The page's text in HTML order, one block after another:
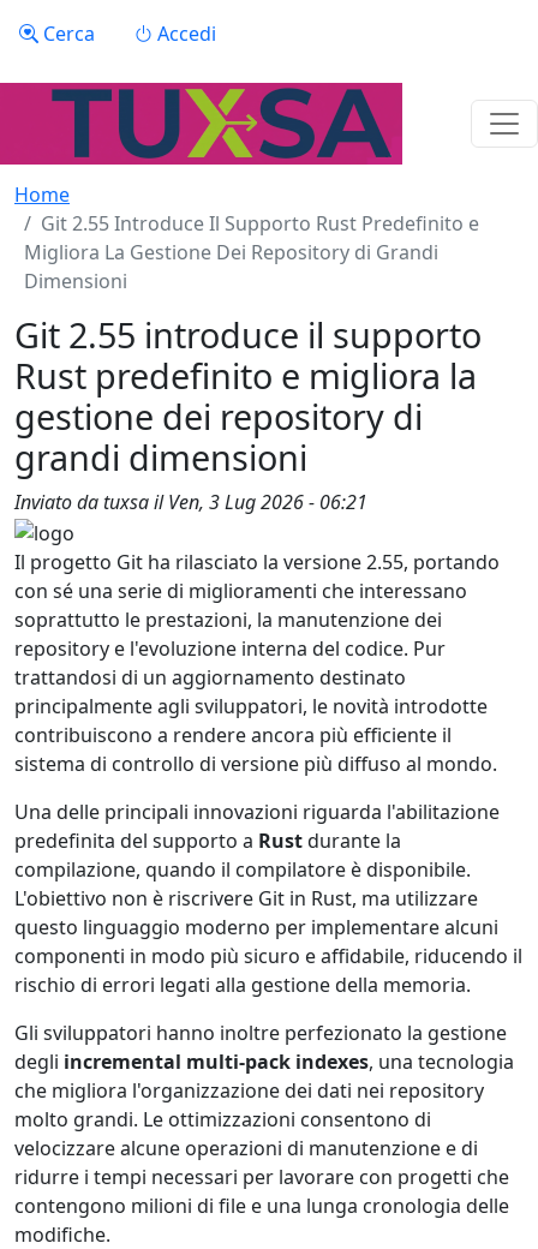
Menu profilo utente
Cerca Accedi
Home
Git 2.55 Introduce Il Supporto Rust Predefinito e
Migliora La Gestione Dei Repository di Grandi
Dimensioni
Git 2.55 introduce il supporto
Rust predefinito e migliora la
gestione dei repository di
grandi dimensioni
Inviato datuxsailVen, 3 Lug 2026 - 06:21
Il progetto Git ha rilasciato la versione 2.55, portando
con sé una serie di miglioramenti che interessano
soprattutto le prestazioni, la manutenzione dei
repository e l'evoluzione interna del codice. Pur
trattandosi di un aggiornamento destinato
principalmente agli sviluppatori, le novità introdotte
contribuiscono a rendere ancora più efficiente il
sistema di controllo di versione più diffuso al mondo.
Una delle principali innovazioni riguarda l'abilitazione
predefinita del supporto a Rustdurante la
compilazione, quando il compilatore è disponibile.
L'obiettivo non è riscrivere Git in Rust, ma utilizzare
questo linguaggio moderno per implementare alcuni
componenti in modo più sicuro e affidabile, riducendo il
rischio di errori legati alla gestione della memoria.
Gli sviluppatori hanno inoltre perfezionato la gestione
degli incremental multi-pack indexes, una tecnologia
che migliora l'organizzazione dei dati nei repository
molto grandi. Le ottimizzazioni consentono di
velocizzare alcune operazioni di manutenzione e di
ridurre i tempi necessari per lavorare con progetti che
contengono milioni di file e una lunga cronologia delle
modifiche.